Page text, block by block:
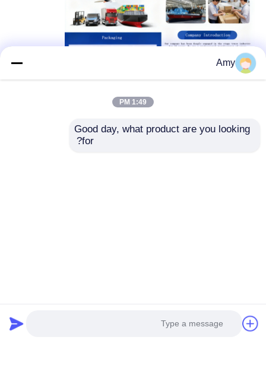
مصباح رأس متحرك LED مستعمل 300W
Amy
1:49 PM
Good day, what product are you looking
for?